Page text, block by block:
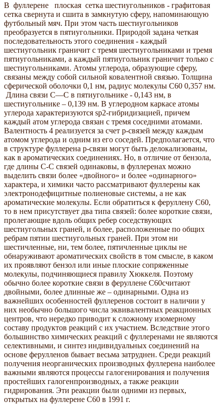
В фуллерене плоская сетка шестиугольников - графитовая
сетка свернута и сшита в замкнутую сферу, напоминающую
футбольный мяч. При этом часть шестиугольников
преобразуется в пятиугольники. Природой задана четкая
последовательность этого соединения - каждый
шестиугольник граничит с тремя шестиугольниками и тремя
пятиугольниками, а каждый пятиугольник граничит только с
шестиугольниками. Атомы углерода, образующие сферу,
связаны между собой сильной ковалентной связью. Толщина
сферической оболочки 0,1 нм, радиус молекулы С60 0,357 нм.
Длина связи С—С в пятиугольнике - 0,143 нм, в
шестиугольнике – 0,139 нм. В углеродном каркасе атомы
углерода характеризуются sp2-гибридизацией, причем
каждый атом углерода связан с тремя соседними атомами.
Валентность 4 реализуется за счет p-связей между каждым
атомом углерода и одним из его соседей. Предполагается, что
в структуре фуллерена p-связи могут быть делокализованы,
как в ароматических соединениях. Но, в отличие от бензола,
где длины C-C связей одинаковы, в фуллеренах можно
выделить связи более «двойного» и более «одинарного»
характера, и химики часто рассматривают фуллерены как
электронодефицитные полиеновые системы, а не как
ароматические молекулы. Если обратиться к феруллену С60,
то в нем присутствует два типа связей: более короткие связи,
пролегающие вдоль общих ребер соседствующих
шестиугольных граней, и более, расположенные по общих
ребрам пятии шестиугольных граней. При этом ни
шестичленные, ни, тем более, пятичленные циклы не
обнаруживают ароматических свойств в том смысле, в каком
их проявляют бензол или иные плоские сопряженные
молекулы, подчиняющиеся правилу Хюккеля. Поэтому
обычно более короткие связи в феруллене С60считают
двойными, более длинные же – одинарными. Одна из
важнейших особенностей фуллеренов состоит в наличии у
них необычно большого числа эквивалентных реакционных
центров, что нередко приводит к сложному изомерному
составу продуктов реакций с их участием. Вследствие этого
большинство химических реакций с фуллеренами не являются
селективными, и синтез индивидуальных соединений на
основе ферулленов бывает весьма затруднен. Среди реакций
получения неорганических производных фуллерена наиболее
важными являются процессы галогенирования и получения
простейших галогенпроизводных, а также реакции
гидрирования. Эти реакции были одними из первых,
открытых на фуллерене C60 в 1991 г.